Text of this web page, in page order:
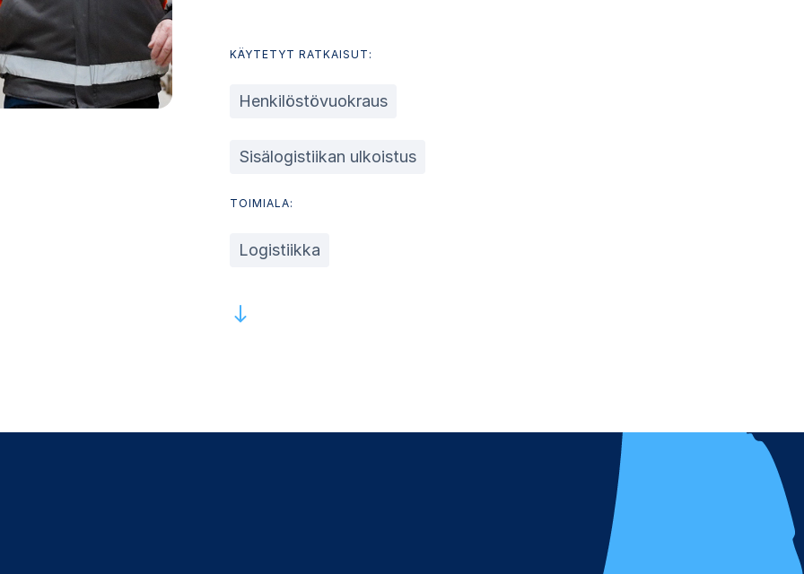
KÄYTETYT RATKAISUT:
Henkilöstövuokraus
Sisälogistiikan ulkoistus
TOIMIALA:
Logistiikka